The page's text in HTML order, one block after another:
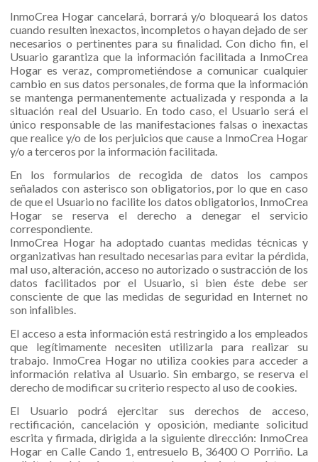
InmoCrea Hogar cancelará, borrará y/o bloqueará los datos
cuando resulten inexactos, incompletos o hayan dejado de ser
necesarios o pertinentes para su finalidad. Con dicho fin, el
Usuario garantiza que la información facilitada a InmoCrea
Hogar es veraz, comprometiéndose a comunicar cualquier
cambio en sus datos personales, de forma que la información
se mantenga permanentemente actualizada y responda a la
situación real del Usuario. En todo caso, el Usuario será el
único responsable de las manifestaciones falsas o inexactas
que realice y/o de los perjuicios que cause a InmoCrea Hogar
y/o a terceros por la información facilitada.
En los formularios de recogida de datos los campos
señalados con asterisco son obligatorios, por lo que en caso
de que el Usuario no facilite los datos obligatorios, InmoCrea
Hogar se reserva el derecho a denegar el servicio
correspondiente.
InmoCrea Hogar ha adoptado cuantas medidas técnicas y
organizativas han resultado necesarias para evitar la pérdida,
mal uso, alteración, acceso no autorizado o sustracción de los
datos facilitados por el Usuario, si bien éste debe ser
consciente de que las medidas de seguridad en Internet no
son infalibles.
El acceso a esta información está restringido a los empleados
que legítimamente necesiten utilizarla para realizar su
trabajo. InmoCrea Hogar no utiliza cookies para acceder a
información relativa al Usuario. Sin embargo, se reserva el
derecho de modificar su criterio respecto al uso de cookies.
El Usuario podrá ejercitar sus derechos de acceso,
rectificación, cancelación y oposición, mediante solicitud
escrita y firmada, dirigida a la siguiente dirección: InmoCrea
Hogar en Calle Cando 1, entresuelo B, 36400 O Porriño. La